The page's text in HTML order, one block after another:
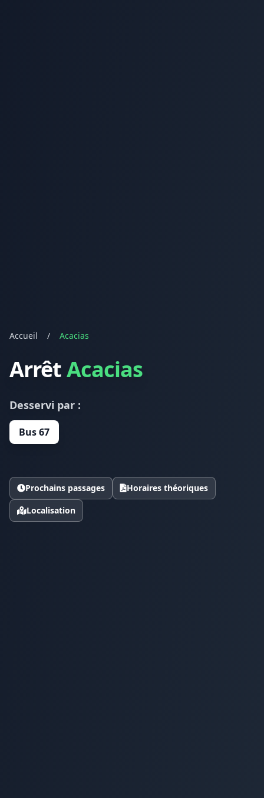
Accueil / Acacias
ArrêtAcacias
Desservi par :
Bus 67
Prochains passages
Horaires théoriques
Localisation